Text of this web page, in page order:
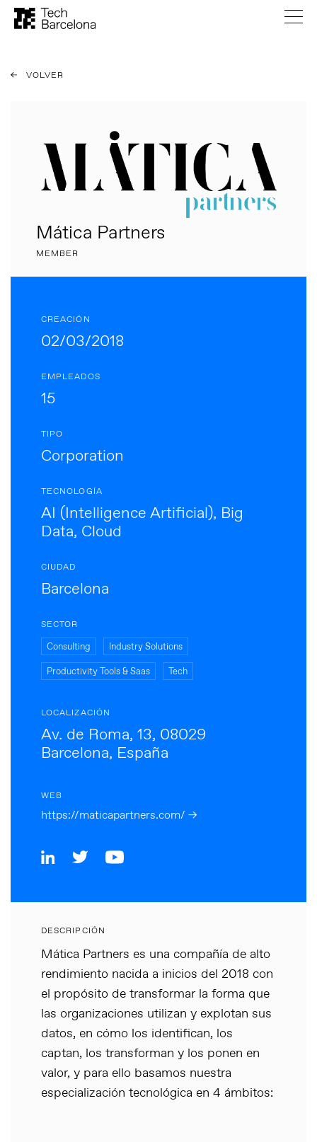
VOLVER
Mática Partners
MEMBER
CREACIÓN
02/03/2018
EMPLEADOS
15
TIPO
Corporation
TECNOLOGÍA
AI (Intelligence Artificial), Big
Data, Cloud
CIUDAD
Barcelona
SECTOR
Consulting Industry Solutions
Productivity Tools & Saas Tech
LOCALIZACIÓN
Av. de Roma, 13, 08029
Barcelona, España
WEB
https://maticapartners.com/ →
DESCRIPCIÓN
Mática Partners es una compañía de alto
rendimiento nacida a inicios del 2018 con
el propósito de transformar la forma que
las organizaciones utilizan y explotan sus
datos, en cómo los identifican, los
captan, los transforman y los ponen en
valor, y para ello basamos nuestra
especialización tecnológica en 4 ámbitos: